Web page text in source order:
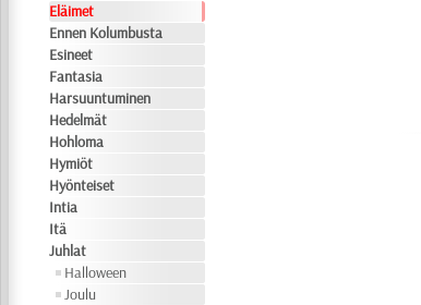
Eläimet
Ennen Kolumbusta
Esineet
Fantasia
Harsuuntuminen
Hedelmät
Hohloma
Hymiöt
Hyönteiset
Intia
Itä
Juhlat
Halloween
Joulu